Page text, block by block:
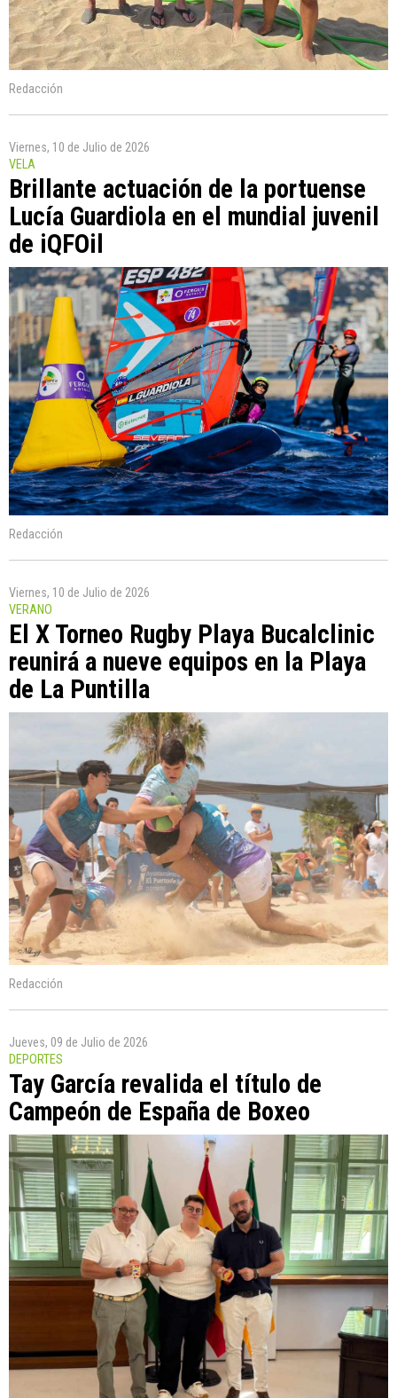
Redacción
Viernes, 10 de Julio de 2026
VELA
Brillante actuación de la portuense
Lucía Guardiola en el mundial juvenil
de iQFOil
Redacción
Viernes, 10 de Julio de 2026
VERANO
El X Torneo Rugby Playa Bucalclinic
reunirá a nueve equipos en la Playa
de La Puntilla
Redacción
Jueves, 09 de Julio de 2026
DEPORTES
Tay García revalida el título de
Campeón de España de Boxeo